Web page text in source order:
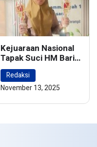
Kejuaraan Nasional
Tapak Suci HM Barie
Rsyad Championship
2024
Redaksi
November 13, 2025